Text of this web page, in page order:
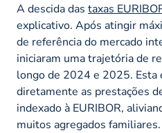
A descida das taxas
explicativo. Após atingir
de referência do mercado
iniciaram uma trajetória de
longo de 2024 e 2025. Esta
diretamente as prestações
indexado à EURIBOR,
muitos agregados familiares.